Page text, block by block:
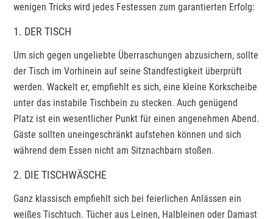
wenigen Tricks wird jedes Festessen zum garantierten Erfolg:
1. DER TISCH
Um sich gegen ungeliebte Überraschungen abzusichern, sollte
der Tisch im Vorhinein auf seine Standfestigkeit überprüft
werden. Wackelt er, empfiehlt es sich, eine kleine Korkscheibe
unter das instabile Tischbein zu stecken. Auch genügend
Platz ist ein wesentlicher Punkt für einen angenehmen Abend.
Gäste sollten uneingeschränkt aufstehen können und sich
während dem Essen nicht am Sitznachbarn stoßen.
2. DIE TISCHWÄSCHE
Ganz klassisch empfiehlt sich bei feierlichen Anlässen ein
weißes Tischtuch. Tücher aus Leinen, Halbleinen oder Damast